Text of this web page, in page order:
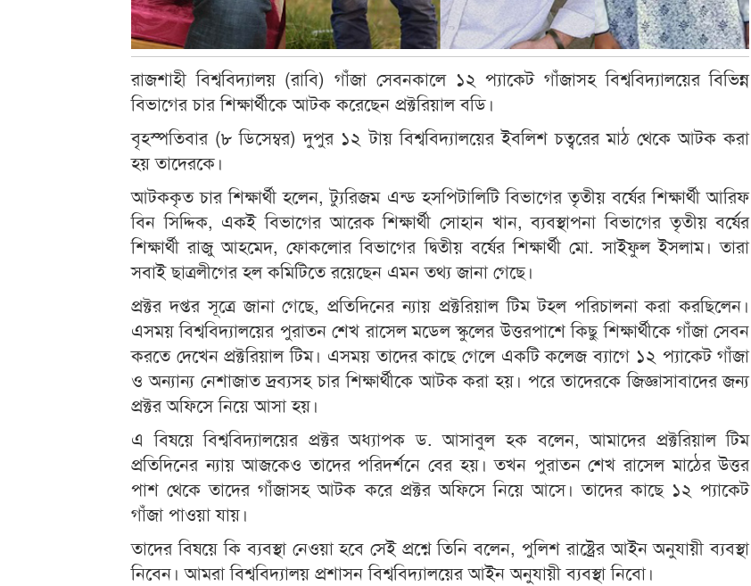
রাজশাহী বিশ্ববিদ্যালয় (রাবি) গাঁজা সেবনকালে ১২ প্যাকেট গাঁজাসহ বিশ্ববিদ্যালয়ের বিভিন্ন
বিভাগের চার শিক্ষার্থীকে আটক করেছেন প্রক্টরিয়াল বডি।
বৃহস্পতিবার (৮ ডিসেম্বর) দুপুর ১২ টায় বিশ্ববিদ্যালয়ের ইবলিশ চত্বরের মাঠ থেকে আটক করা
হয় তাদেরকে।
আটককৃত চার শিক্ষার্থী হলেন, ট্যুরিজম এন্ড হসপিটালিটি বিভাগের তৃতীয় বর্ষের শিক্ষার্থী আরিফ
বিন সিদ্দিক, একই বিভাগের আরেক শিক্ষার্থী সোহান খান, ব্যবস্থাপনা বিভাগের তৃতীয় বর্ষের
শিক্ষার্থী রাজু আহমেদ, ফোকলোর বিভাগের দ্বিতীয় বর্ষের শিক্ষার্থী মো. সাইফুল ইসলাম। তারা
সবাই ছাত্রলীগের হল কমিটিতে রয়েছেন এমন তথ্য জানা গেছে।
প্রক্টর দপ্তর সূত্রে জানা গেছে, প্রতিদিনের ন্যায় প্রক্টরিয়াল টিম টহল পরিচালনা করা করছিলেন।
এসময় বিশ্ববিদ্যালয়ের পুরাতন শেখ রাসেল মডেল স্কুলের উত্তরপাশে কিছু শিক্ষার্থীকে গাঁজা সেবন
করতে দেখেন প্রক্টরিয়াল টিম। এসময় তাদের কাছে গেলে একটি কলেজ ব্যাগে ১২ প্যাকেট গাঁজা
ও অন্যান্য নেশাজাত দ্রব্যসহ চার শিক্ষার্থীকে আটক করা হয়। পরে তাদেরকে জিজ্ঞাসাবাদের জন্য
প্রক্টর অফিসে নিয়ে আসা হয়।
এ বিষয়ে বিশ্ববিদ্যালয়ের প্রক্টর অধ্যাপক ড. আসাবুল হক বলেন, আমাদের প্রক্টরিয়াল টিম
প্রতিদিনের ন্যায় আজকেও তাদের পরিদর্শনে বের হয়। তখন পুরাতন শেখ রাসেল মাঠের উত্তর
পাশ থেকে তাদের গাঁজাসহ আটক করে প্রক্টর অফিসে নিয়ে আসে। তাদের কাছে ১২ প্যাকেট
গাঁজা পাওয়া যায়।
তাদের বিষয়ে কি ব্যবস্থা নেওয়া হবে সেই প্রশ্নে তিনি বলেন, পুলিশ রাষ্ট্রের আইন অনুযায়ী ব্যবস্থা
নিবেন। আমরা বিশ্ববিদ্যালয় প্রশাসন বিশ্ববিদ্যালয়ের আইন অনুযায়ী ব্যবস্থা নিবো।